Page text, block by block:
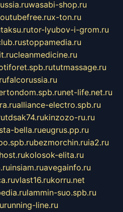
wasabi-shop.ru
x-ton.ru
taksu.rutor-lyubov-i-grom.ru
stoppamedia.ru
cleanmedicine.ru
tutmassage.ru
falcorussia.ru
net-life.net.ru
alliance-electro.spb.ru
tdsak74.rukinzozo-ru.ru
bella.rueugrus.pp.ru
bezmorchin.ruia2.ru
kolosok-elita.ru
insiam.ruavegainfo.ru
vlast16.rukorru.net
lammin-suo.spb.ru
running-line.ru